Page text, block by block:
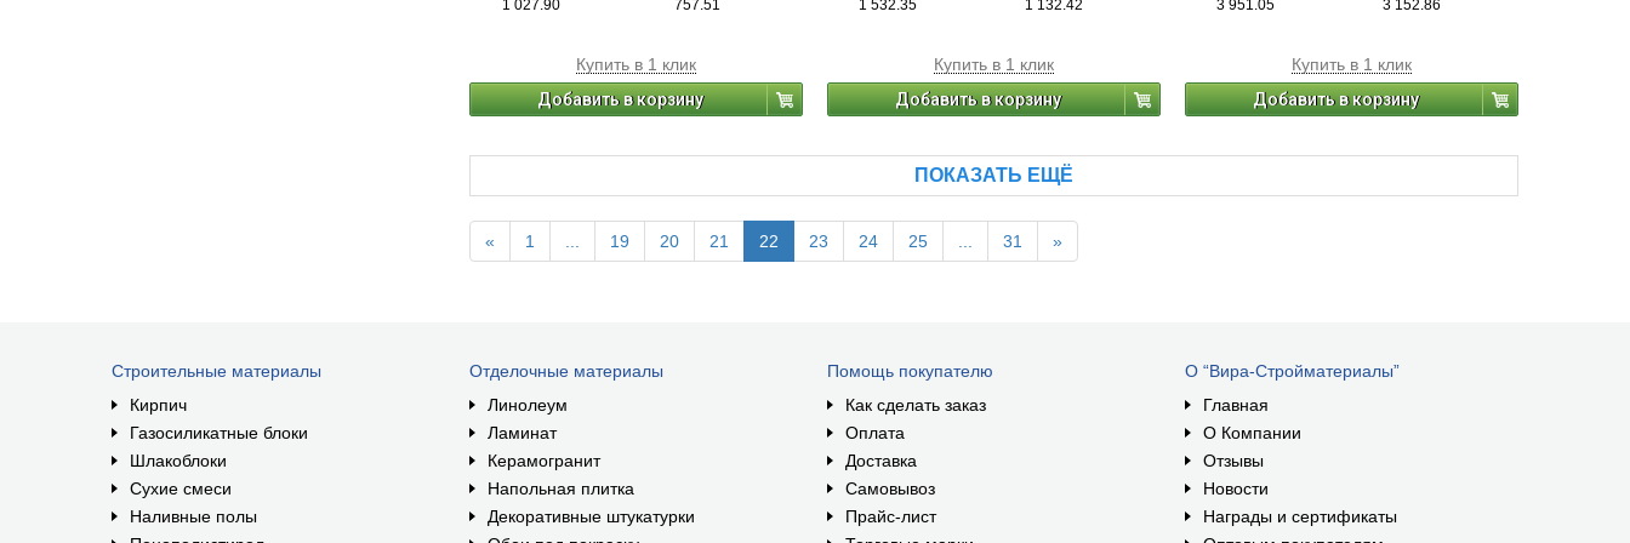
высыхает. Для окраски металлических
поверхностей: забор, ворота, решетки и т.п., а
также деревянных поверхностей для
создания «металлического» эффекта. Для
1 027.90 757.51
Купить в 1 клик
Добавить в корзину
высыхает. Для окраски металлических
поверхностей: забор, ворота, решетки и т.п., а
также деревянных поверхностей для
создания «металлического» эффекта. Для
1 532.35 1 132.42
Купить в 1 клик
Добавить в корзину
высыхает. Для окраски металлических
поверхностей: забор, ворота, решетки и т.п., а
также деревянных поверхностей для
создания «металлического» эффекта. Для
3 951.05 3 152.86
Купить в 1 клик
Добавить в корзину
ПОКАЗАТЬ ЕЩЁ
« 1 19 20 21 22 23 24 25 31 »
Строительные материалы
Кирпич
Газосиликатные блоки
Шлакоблоки
Сухие смеси
Наливные полы
Отделочные материалы
Линолеум
Ламинат
Керамогранит
Напольная плитка
Декоративные штукатурки
Помощь покупателю
Как сделать заказ
Оплата
Доставка
Самовывоз
Прайс-лист
О “Вира-Стройматериалы”
Главная
О Компании
Отзывы
Новости
Награды и сертификаты